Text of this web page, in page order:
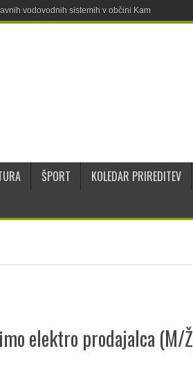
vodovodnih sistemih v občini Kamnik
ŠPORT KOLEDAR PRIREDITEV
elektro prodajalca (M/